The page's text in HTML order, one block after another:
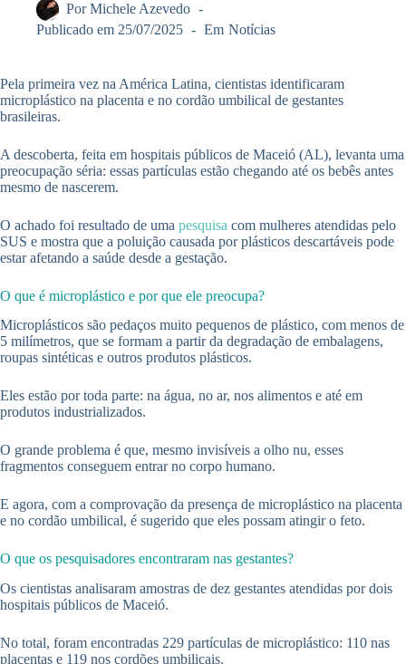
Por Michele Azevedo
Publicado em 25/07/2025 Em Notícias
Pela primeira vez na América Latina, cientistas identificaram
microplástico na placenta e no cordão umbilical de gestantes
brasileiras.
A descoberta, feita em hospitais públicos de Maceió (AL), levanta uma
preocupação séria: essas partículas estão chegando até os bebês antes
mesmo de nascerem.
O achado foi resultado de uma pesquisa com mulheres atendidas pelo
SUS e mostra que a poluição causada por plásticos descartáveis pode
estar afetando a saúde desde a gestação.
O que é microplástico e por que ele preocupa?
Microplásticos são pedaços muito pequenos de plástico, com menos de
5 milímetros, que se formam a partir da degradação de embalagens,
roupas sintéticas e outros produtos plásticos.
Eles estão por toda parte: na água, no ar, nos alimentos e até em
produtos industrializados.
O grande problema é que, mesmo invisíveis a olho nu, esses
fragmentos conseguem entrar no corpo humano.
E agora, com a comprovação da presença de microplástico na placenta
e no cordão umbilical, é sugerido que eles possam atingir o feto.
O que os pesquisadores encontraram nas gestantes?
Os cientistas analisaram amostras de dez gestantes atendidas por dois
hospitais públicos de Maceió.
No total, foram encontradas 229 partículas de microplástico: 110 nas
placentas e 119 nos cordões umbilicais.